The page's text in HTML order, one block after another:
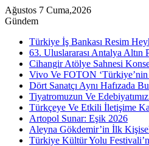
Ağustos 7 Cuma,2026
Gündem
Türkiye İş Bankası Resim
63. Uluslararası Antalya
Cihangir Atölye Sahnesi
Vivo Ve FOTON ‘Türkiye’nin
Dört Sanatçı Aynı Hafızada
Tiyatromuzun Ve
Türkçeye Ve Etkili İletişime
Artopol Sunar: Eşik 2026
Aleyna Gökdemir’in İlk
Türkiye Kültür Yolu